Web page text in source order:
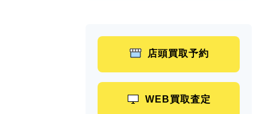
店頭買取予約
WEB買取査定